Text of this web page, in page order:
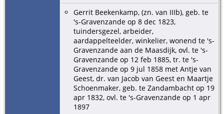
Gerrit Beekenkamp, (zn. van IIIb), geb. te
's-Gravenzande op 8 dec 1823,
tuindersgezel, arbeider,
aardappelteelder, winkelier, wonend te 's-
Gravenzande aan de Maasdijk, ovl. te 's-
Gravenzande op 12 feb 1885, tr. te 's-
Gravenzande op 9 jul 1858 met Antje van
Geest, dr. van Jacob van Geest en Maartje
Schoenmaker, geb. te Zandambacht op 19
apr 1832, ovl. te 's-Gravenzande op 1 apr
1897